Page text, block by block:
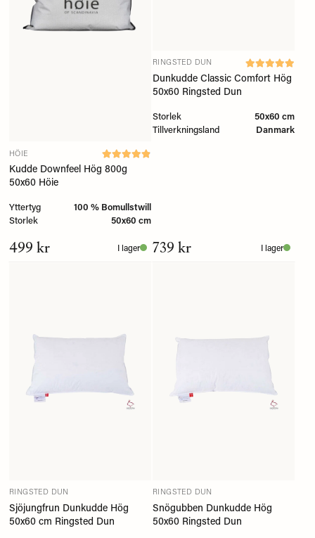
HÖIE
Kudde Downfeel Hög 800g
50x60 Höie
Yttertyg
100 % Bomullstwill
Storlek
50x60 cm
499 kr I lager
RINGSTED DUN
Dunkudde Classic Comfort Hög
50x60 Ringsted Dun
Storlek
50x60 cm
Tillverkningsland
Danmark
739 kr I lager
RINGSTED DUN
Sjöjungfrun Dunkudde Hög
50x60 cm Ringsted Dun
RINGSTED DUN
Snögubben Dunkudde Hög
50x60 Ringsted Dun